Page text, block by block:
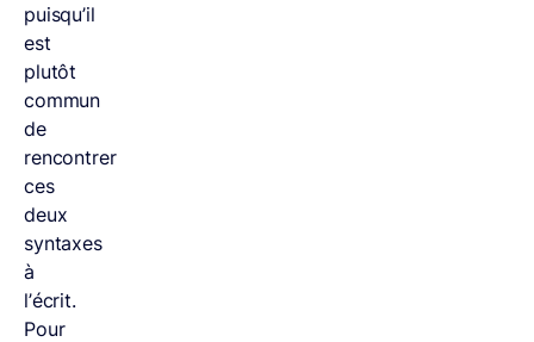
puisqu’il
est
plutôt
commun
de
rencontrer
ces
deux
syntaxes
à
l’écrit.
Pour